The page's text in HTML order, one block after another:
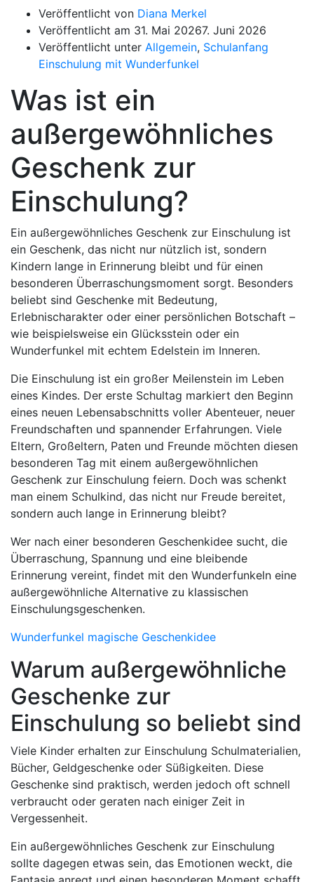
Veröffentlicht von Diana Merkel
Veröffentlicht am 31. Mai 20267. Juni 2026
Veröffentlicht unter Allgemein, Schulanfang
Einschulung mit Wunderfunkel
Was ist ein
außergewöhnliches
Geschenk zur
Einschulung?
Ein außergewöhnliches Geschenk zur Einschulung ist
ein Geschenk, das nicht nur nützlich ist, sondern
Kindern lange in Erinnerung bleibt und für einen
besonderen Überraschungsmoment sorgt. Besonders
beliebt sind Geschenke mit Bedeutung,
Erlebnischarakter oder einer persönlichen Botschaft –
wie beispielsweise ein Glücksstein oder ein
Wunderfunkel mit echtem Edelstein im Inneren.
Die Einschulung ist ein großer Meilenstein im Leben
eines Kindes. Der erste Schultag markiert den Beginn
eines neuen Lebensabschnitts voller Abenteuer, neuer
Freundschaften und spannender Erfahrungen. Viele
Eltern, Großeltern, Paten und Freunde möchten diesen
besonderen Tag mit einem außergewöhnlichen
Geschenk zur Einschulung feiern. Doch was schenkt
man einem Schulkind, das nicht nur Freude bereitet,
sondern auch lange in Erinnerung bleibt?
Wer nach einer besonderen Geschenkidee sucht, die
Überraschung, Spannung und eine bleibende
Erinnerung vereint, findet mit den Wunderfunkeln eine
außergewöhnliche Alternative zu klassischen
Einschulungsgeschenken.
Wunderfunkel magische Geschenkidee
Warum außergewöhnliche
Geschenke zur
Einschulung so beliebt sind
Viele Kinder erhalten zur Einschulung Schulmaterialien,
Bücher, Geldgeschenke oder Süßigkeiten. Diese
Geschenke sind praktisch, werden jedoch oft schnell
verbraucht oder geraten nach einiger Zeit in
Vergessenheit.
Ein außergewöhnliches Geschenk zur Einschulung
sollte dagegen etwas sein, das Emotionen weckt, die